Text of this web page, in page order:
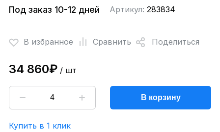
Под заказ 10-12 дней Артикул: 283834
В избранное Сравнить Поделиться
34 860₽/ шт
В корзину
Купить в 1 клик